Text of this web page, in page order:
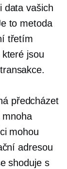
data vašich
to metoda
třetím
jsou
předcházet
mohou
adresou
shoduje s